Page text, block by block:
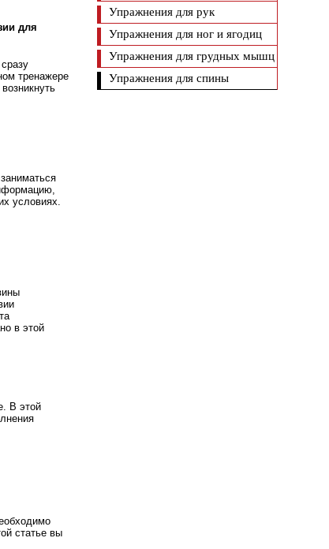
для
тренажере
условиях.
в этой
В этой
статье вы
Упражнения для рук
Упражнения для ног и ягодиц
Упражнения для грудных мышц
Упражнения для спины